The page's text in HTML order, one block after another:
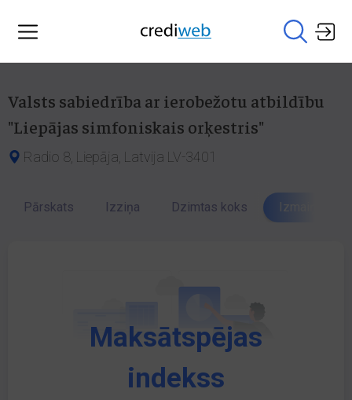
Valsts sabiedrība ar ierobežotu atbildību
"Liepājas simfoniskais orķestris"
Radio 8, Liepāja, Latvija LV-3401
Pārskats Izziņa Dzimtas koks Izmaiņu
Maksātspējas
indekss